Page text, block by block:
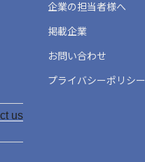
us
企業の担当者様へ
掲載企業
お問い合わせ
プライバシーポリシー